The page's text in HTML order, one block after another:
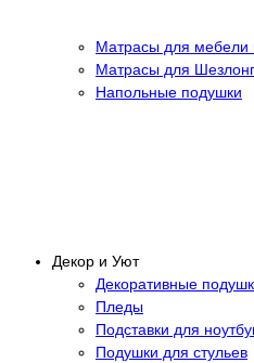
Матрасы для мебели
Матрасы для
Напольные подушки
Декор и Уют
Декоративные
Пледы
Подставки для
Подушки для стульев